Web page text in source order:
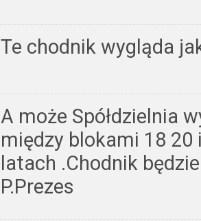
Te chodnik wygląda
A może Spółdzielnia
między blokami 18 20
latach .Chodnik
P.Prezes